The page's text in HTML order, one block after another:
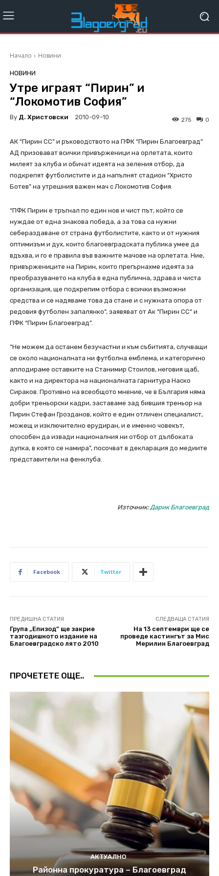
Начало Новини
НОВИНИ
Утре играят “Пирин” и
“Локомотив София”
By Д. Христовски 2010-09-10 0
275
АК “Пирин СС” и ръководството на ПФК “Пирин Благоевград”
АД призовават всички привърженици на орлетата, които
милеят за клуба и обичат идеята на зеления отбор, да
подкрепят футболистите и да напълнят стадион “Христо
Ботев” на утрешния важен мач с Локомотив София.
“ПФК Пирин е тръгнал по един нов и чист път, който се
нуждае от една знакова победа, а за това са нужни
себераздаване от страна футболистите, както и от нужния
оптимизъм и дух, които благоевградската публика умее да
вдъхва, и го е правила във важните мачове на орлетата. Ние,
привържениците на Пирин, които прегърнахме идеята за
преобразуването на клуба в една публична, здрава и чиста
организация, ще подкрепим отбора с всички възможни
средства и се надяваме това да стане и с нужната опора от
редовия футболен запалянко”, заявяват от Ак “Пирин СС” и
ПФК “Пирин Благоевград”.
“Не можем да останем безучастни и към събитията, случващи
се около националната ни футболна емблема, и категорично
аплодираме оставките на Станимир Стоилов, неговия щаб,
както и на директора на националната гарнитура Наско
Сираков. Противно на всеобщото мнение, че в България няма
добри треньорски кадри, заставаме зад бившия треньор на
Пирин Стефан Грозданов, който е един отличен специалист,
можещ и изключително ерудиран, и е именно човекът,
способен да извади националния ни отбор от дълбоката
дупка, в която се намира”, посочват в декларация до медиите
представители на фенклуба.
Източник:Дарик Благоевград
Facebook Twitter
ПРЕДИШНА СТАТИЯ
Група „Епизод” ще закрие
тазгодишното издание на
Благоевградско лято 2010
СЛЕДВАЩА СТАТИЯ
На 13 септември ще се
проведе кастингът за Мис
Мерилин Благоевград
ПРОЧЕТЕТЕ ОЩЕ..
АКТУАЛНО
Районна прокуратура – Благоевград